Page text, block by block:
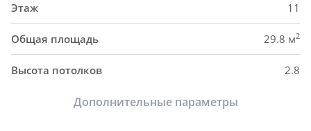
Этаж 11
Общая площадь 29.8 м2
Высота потолков 2.8
Дополнительные параметры